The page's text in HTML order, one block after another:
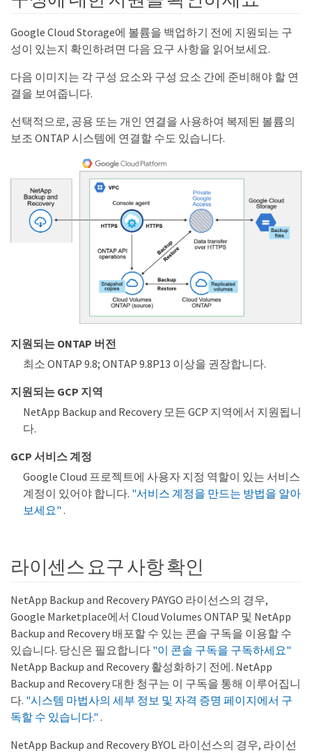
Google Cloud Storage에 볼륨을 백업하기 전에 지원되는 구
성이 있는지 확인하려면 다음 요구 사항을 읽어보세요.
다음 이미지는 각 구성 요소와 구성 요소 간에 준비해야 할 연
결을 보여줍니다.
선택적으로, 공용 또는 개인 연결을 사용하여 복제된 볼륨의
보조 ONTAP 시스템에 연결할 수도 있습니다.
지원되는 ONTAP 버전
최소 ONTAP 9.8; ONTAP 9.8P13 이상을 권장합니다.
지원되는 GCP 지역
NetApp Backup and Recovery 모든 GCP 지역에서 지원됩니
다.
GCP 서비스 계정
Google Cloud 프로젝트에 사용자 지정 역할이 있는 서비스
계정이 있어야 합니다. "서비스 계정을 만드는 방법을 알아
보세요" .
라이센스 요구 사항 확인
NetApp Backup and Recovery PAYGO 라이선스의 경우,
Google Marketplace에서 Cloud Volumes ONTAP 및 NetApp
Backup and Recovery 배포할 수 있는 콘솔 구독을 이용할 수
있습니다. 당신은 필요합니다 "이 콘솔 구독을 구독하세요"
NetApp Backup and Recovery 활성화하기 전에. NetApp
Backup and Recovery 대한 청구는 이 구독을 통해 이루어집니
다. "시스템 마법사의 세부 정보 및 자격 증명 페이지에서 구
독할 수 있습니다." .
NetApp Backup and Recovery BYOL 라이선스의 경우, 라이선